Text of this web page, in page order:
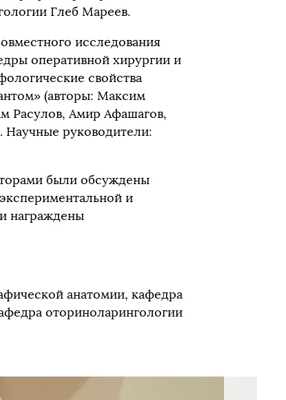
Глеб Мареев.
исследования
оперативной хирургии и
свойства
(авторы: Максим
Расулов, Амир Афашагов,
Научные руководители:
были обсуждены
и
награждены
анатомии, кафедра
оториноларингологии